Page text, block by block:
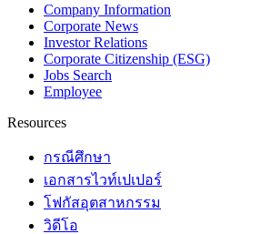
Company Information
Corporate News
Investor Relations
Corporate Citizenship (ESG)
Jobs Search
Employee
Resources
กรณีศึกษา
เอกสารไวท์เปเปอร์
โฟกัสอุตสาหกรรม
วิดีโอ